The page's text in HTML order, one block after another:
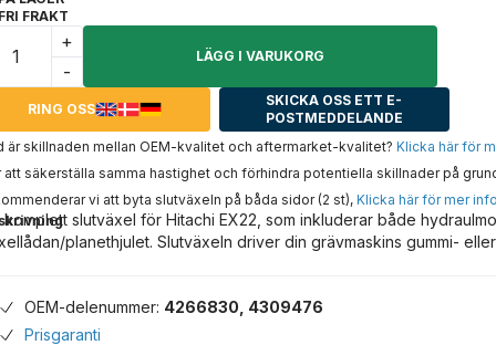
FRI FRAKT
+
-
LÄGG I VARUKORG
RING OSS
SKICKA OSS ETT E-
POSTMEDDELANDE
är skillnaden mellan OEM-kvalitet och aftermarket-kvalitet? Klicka här för
att säkerställa samma hastighet och förhindra potentiella skillnader på
vi att byta slutväxeln på båda sidor (2 st), Klicka här för mer
komplett slutväxel för Hitachi EX22, som inkluderar både
planethjulet. Slutväxeln driver din grävmaskins gummi-
OEM-delenummer: 4266830, 4309476
Prisgaranti